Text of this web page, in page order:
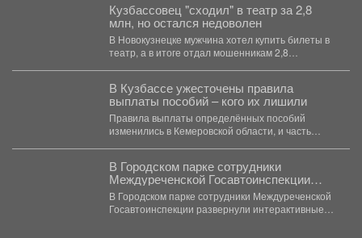
Кузбассовец "сходил" в театр за 2,8
млн, но остался недоволен
В Новокузнецке мужчина хотел купить билеты в
театр, а в итоге отдал мошенникам 2,8
В Кузбассе ужесточены правила
выплаты пособий – кого их лишили
Правила выплаты определённых пособий
изменились в Кемеровской области, и часть
В Городском парке сотрудники
Междуреченской Госавтоинспекции
развернули интерактивные
профилактические площадки
В Городском парке сотрудники Междуреченской
Госавтоинспекции развернули интерактивные